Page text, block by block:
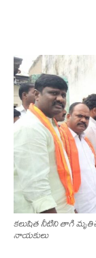
కలుషిత నీటిని తాగి
నాయకులు